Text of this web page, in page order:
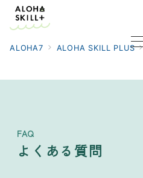
ALOHA7 ALOHA SKILL PLUS
FAQ
よくある質問